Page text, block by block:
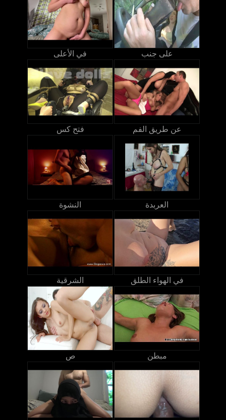
في الأعلى على جنب
فتح كس عن طريق الفم
النشوة العربدة
الشرقية في الهواء الطلق
ص مبطن